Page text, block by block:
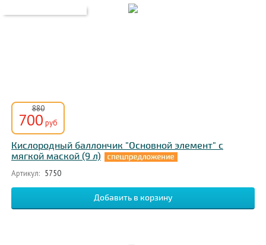
880
700 руб
Кислородный баллончик "Основной элемент" с
мягкой маской (9 л)
Артикул: 5750